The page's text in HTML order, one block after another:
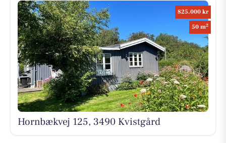
825.000 kr
50 m2
Hornbækvej 125, 3490 Kvistgård